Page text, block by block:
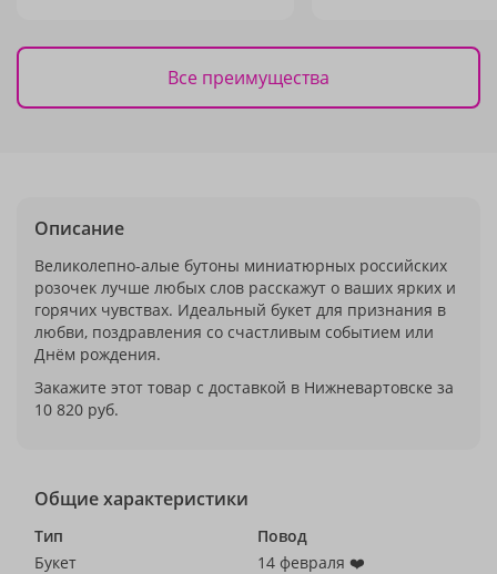
Все преимущества
Описание
Великолепно-алые бутоны миниатюрных российских
розочек лучше любых слов расскажут о ваших ярких и
горячих чувствах. Идеальный букет для признания в
любви, поздравления со счастливым событием или
Днём рождения.
Закажите этот товар с доставкой в Нижневартовске за
10 820 руб.
Общие характеристики
Тип
Букет
Повод
14 февраля ❤️